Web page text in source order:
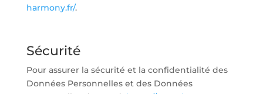
harmony.fr/.
Sécurité
Pour assurer la sécurité et la confidentialité des
Données Personnelles et des Données